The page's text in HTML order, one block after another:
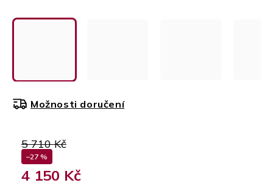
5 710 Kč
–27 %
4 150 Kč
Možnosti doručení